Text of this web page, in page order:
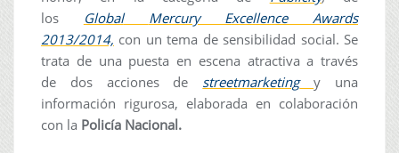
los
Global
Mercury Excellence Awards
2013/2014, con un tema de sensibilidad social. Se
trata de una puesta en escena atractiva a través
de dos acciones de streetmarketing
y una
información rigurosa, elaborada en colaboración
con la Policía Nacional.